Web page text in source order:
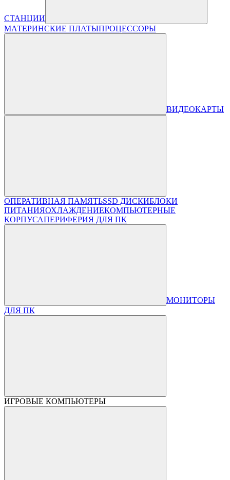
СТАНЦИИ
МАТЕРИНСКИЕ ПЛАТЫПРОЦЕССОРЫ
ВИДЕОКАРТЫ
ОПЕРАТИВНАЯ ПАМЯТЬSSD ДИСКИБЛОКИ
ПИТАНИЯОХЛАЖДЕНИЕКОМПЬЮТЕРНЫЕ
КОРПУСАПЕРИФЕРИЯ ДЛЯ ПК
МОНИТОРЫ
ДЛЯ ПК
ИГРОВЫЕ КОМПЬЮТЕРЫ